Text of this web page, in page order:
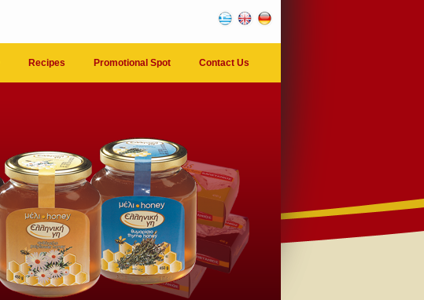
Recipes Promotional Spot Contact Us